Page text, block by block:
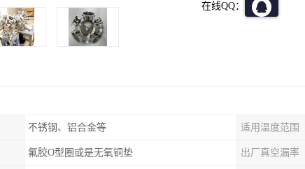
在线QQ：
不锈钢、铝合金等 适用温度范围
氟胶O型圈或是无氧铜垫 出厂真空漏率